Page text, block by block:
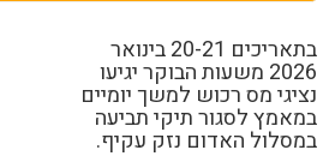
בתאריכים 20-21 בינואר
2026 משעות הבוקר יגיעו
נציגי מס רכוש למשך יומיים
במאמץ לסגור תיקי תביעה
במסלול האדום נזק עקיף.